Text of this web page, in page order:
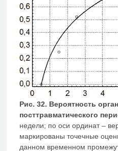
Рис. 32. Вероятность
посттравматического
недели; по оси ординат –
маркированы точечные
данном временном